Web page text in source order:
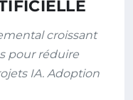
croissant
pour réduire
IA. Adoption